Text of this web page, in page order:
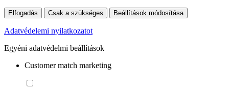
Elfogadás Csak a szükséges Beállítások módosítása
Adatvédelemi nyilatkozatot
Egyéni adatvédelmi beállítások
Customer match marketing